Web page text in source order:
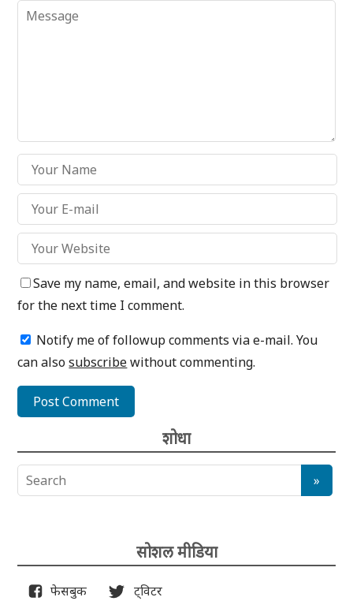
Save my name, email, and website in this browser
for the next time I comment.
Notify me of followup comments via e-mail. You
can alsosubscribewithout commenting.
शोधा
सोशल मीडिया
फेसबुक ट्विटर